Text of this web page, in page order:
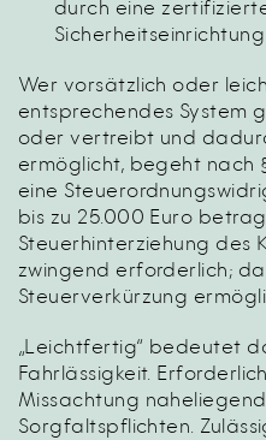
durch eine
Wer vorsätzlich oder
entsprechendes System
oder vertreibt und
ermöglicht, begeht nach
eine
bis zu 25.000 Euro
Steuerhinterziehung des
zwingend erforderlich;
Steuerverkürzung
„Leichtfertig“ bedeutet
Fahrlässigkeit.
Missachtung
Sorgfaltspflichten.